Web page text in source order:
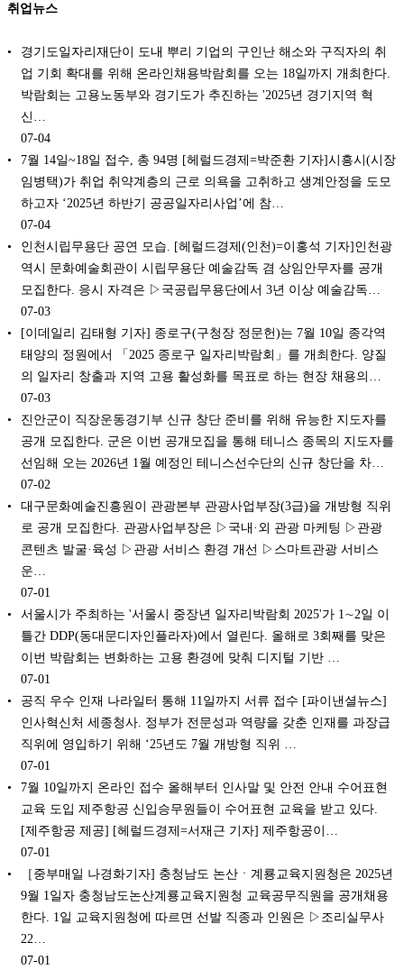
취업뉴스
경기도일자리재단이 도내 뿌리 기업의 구인난 해소와 구직자의 취
업 기회 확대를 위해 온라인채용박람회를 오는 18일까지 개최한다.
박람회는 고용노동부와 경기도가 추진하는 '2025년 경기지역 혁
신…
07-04
7월 14일~18일 접수, 총 94명 [헤럴드경제=박준환 기자]시흥시(시장
임병택)가 취업 취약계층의 근로 의욕을 고취하고 생계안정을 도모
하고자 ‘2025년 하반기 공공일자리사업’에 참…
07-04
인천시립무용단 공연 모습. [헤럴드경제(인천)=이홍석 기자]인천광
역시 문화예술회관이 시립무용단 예술감독 겸 상임안무자를 공개
모집한다. 응시 자격은 ▷국공립무용단에서 3년 이상 예술감독…
07-03
[이데일리 김태형 기자] 종로구(구청장 정문헌)는 7월 10일 종각역
태양의 정원에서 「2025 종로구 일자리박람회」를 개최한다. 양질
의 일자리 창출과 지역 고용 활성화를 목표로 하는 현장 채용의…
07-03
진안군이 직장운동경기부 신규 창단 준비를 위해 유능한 지도자를
공개 모집한다. 군은 이번 공개모집을 통해 테니스 종목의 지도자를
선임해 오는 2026년 1월 예정인 테니스선수단의 신규 창단을 차…
07-02
대구문화예술진흥원이 관광본부 관광사업부장(3급)을 개방형 직위
로 공개 모집한다. 관광사업부장은 ▷국내·외 관광 마케팅 ▷관광
콘텐츠 발굴·육성 ▷관광 서비스 환경 개선 ▷스마트관광 서비스
운…
07-01
서울시가 주최하는 '서울시 중장년 일자리박람회 2025'가 1∼2일 이
틀간 DDP(동대문디자인플라자)에서 열린다. 올해로 3회째를 맞은
이번 박람회는 변화하는 고용 환경에 맞춰 디지털 기반 …
07-01
공직 우수 인재 나라일터 통해 11일까지 서류 접수 [파이낸셜뉴스]
인사혁신처 세종청사. 정부가 전문성과 역량을 갖춘 인재를 과장급
직위에 영입하기 위해 ‘25년도 7월 개방형 직위 …
07-01
7월 10일까지 온라인 접수 올해부터 인사말 및 안전 안내 수어표현
교육 도입 제주항공 신입승무원들이 수어표현 교육을 받고 있다.
[제주항공 제공] [헤럴드경제=서재근 기자] 제주항공이…
07-01
［중부매일 나경화기자] 충청남도 논산ㆍ계룡교육지원청은 2025년
9월 1일자 충청남도논산계룡교육지원청 교육공무직원을 공개채용
한다. 1일 교육지원청에 따르면 선발 직종과 인원은 ▷조리실무사
22…
07-01